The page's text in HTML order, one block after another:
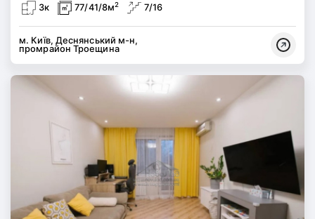
3к 77/41/8м2 7/16
м. Київ, Деснянський м-н,
промрайон Троещина